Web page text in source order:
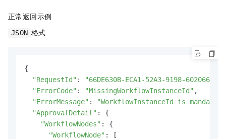
正常返回示例
JSON 格式
{
"RequestId" :
"66DE630B-ECA1-52A3-9198-
"ErrorCode" : "MissingWorkflowInstanceId" ,
"ErrorMessage" :
"WorkflowInstanceId is
"ApprovalDetail" : {
"WorkflowNodes" : {
"WorkflowNode" : [